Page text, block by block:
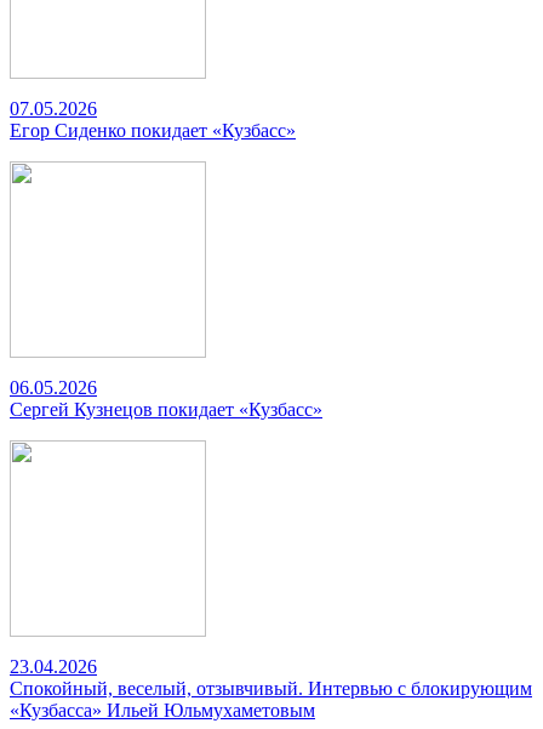
07.05.2026
Егор Сиденко покидает «Кузбасс»
06.05.2026
Сергей Кузнецов покидает «Кузбасс»
23.04.2026
Спокойный, веселый, отзывчивый. Интервью с блокирующим
«Кузбасса» Ильей Юльмухаметовым